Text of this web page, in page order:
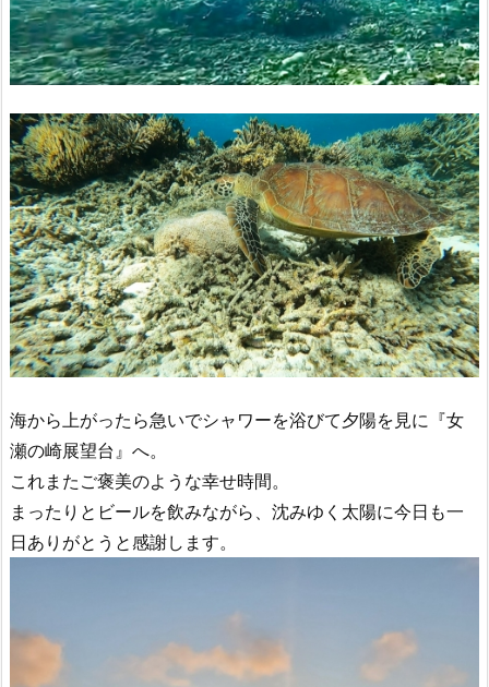
海から上がったら急いでシャワーを浴びて夕陽を見に『女
瀬の崎展望台』へ。
これまたご褒美のような幸せ時間。
まったりとビールを飲みながら、沈みゆく太陽に今日も一
日ありがとうと感謝します。